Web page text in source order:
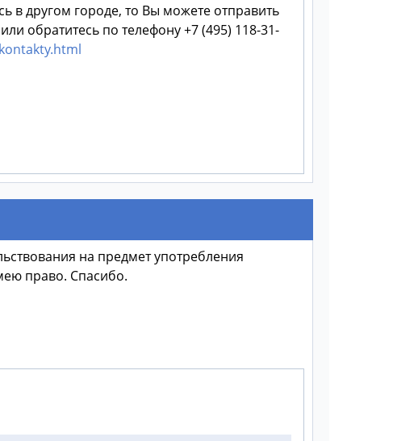
в другом городе, то Вы можете отправить
обратитесь по телефону +7 (495) 118-31-
на предмет употребления
право. Спасибо.